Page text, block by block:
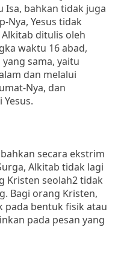
Isa, bahkan tidak juga
Nya, Yesus tidak
ditulis oleh
waktu 16 abad,
sama, yaitu
dan melalui
Nya, dan
secara ekstrim
Alkitab tidak lagi
Kristen seolah2 tidak
Bagi orang Kristen,
pada bentuk fisik atau
pada pesan yang